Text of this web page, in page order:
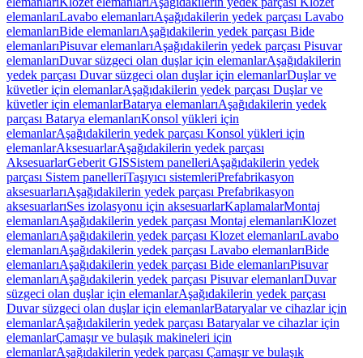
elemanlarıLavabo elemanlarıAşağıdakilerin yedek parçası Lavabo
elemanlarıBide elemanlarıAşağıdakilerin yedek parçası Bide
elemanlarıPisuvar elemanlarıAşağıdakilerin yedek parçası Pisuvar
elemanlarıDuvar süzgeci olan duşlar için elemanlarAşağıdakilerin
yedek parçası Duvar süzgeci olan duşlar için elemanlarDuşlar ve
küvetler için elemanlarAşağıdakilerin yedek parçası Duşlar ve
küvetler için elemanlarBatarya elemanlarıAşağıdakilerin yedek
parçası Batarya elemanlarıKonsol yükleri için
elemanlarAşağıdakilerin yedek parçası Konsol yükleri için
elemanlarAksesuarlarAşağıdakilerin yedek parçası
AksesuarlarGeberit GISSistem panelleriAşağıdakilerin yedek
parçası Sistem panelleriTaşıyıcı sistemleriPrefabrikasyon
aksesuarlarıAşağıdakilerin yedek parçası Prefabrikasyon
aksesuarlarıSes izolasyonu için aksesuarlarKaplamalarMontaj
elemanlarıAşağıdakilerin yedek parçası Montaj elemanlarıKlozet
elemanlarıAşağıdakilerin yedek parçası Klozet elemanlarıLavabo
elemanlarıAşağıdakilerin yedek parçası Lavabo elemanlarıBide
elemanlarıAşağıdakilerin yedek parçası Bide elemanlarıPisuvar
elemanlarıAşağıdakilerin yedek parçası Pisuvar elemanlarıDuvar
süzgeci olan duşlar için elemanlarAşağıdakilerin yedek parçası
Duvar süzgeci olan duşlar için elemanlarBataryalar ve cihazlar için
elemanlarAşağıdakilerin yedek parçası Bataryalar ve cihazlar için
elemanlarÇamaşır ve bulaşık makineleri için
elemanlarAşağıdakilerin yedek parçası Çamaşır ve bulaşık